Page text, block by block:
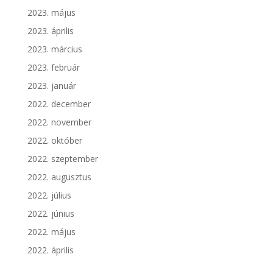
2023. május
2023. április
2023. március
2023. február
2023. január
2022. december
2022. november
2022. október
2022. szeptember
2022. augusztus
2022. július
2022. június
2022. május
2022. április